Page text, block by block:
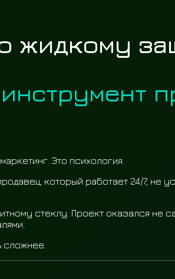
жидкому
Это психология.
который работает 24/7, не
стеклу. Проект оказался не
сложнее.